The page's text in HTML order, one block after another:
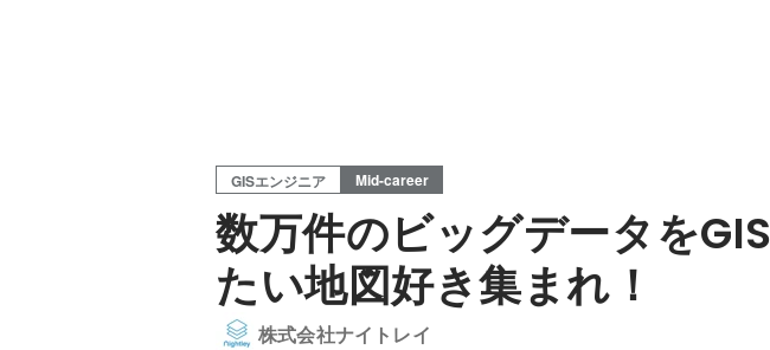
GISエンジニア Mid-career
数万件のビッグデータを
たい地図好き集まれ！
株式会社ナイトレイ